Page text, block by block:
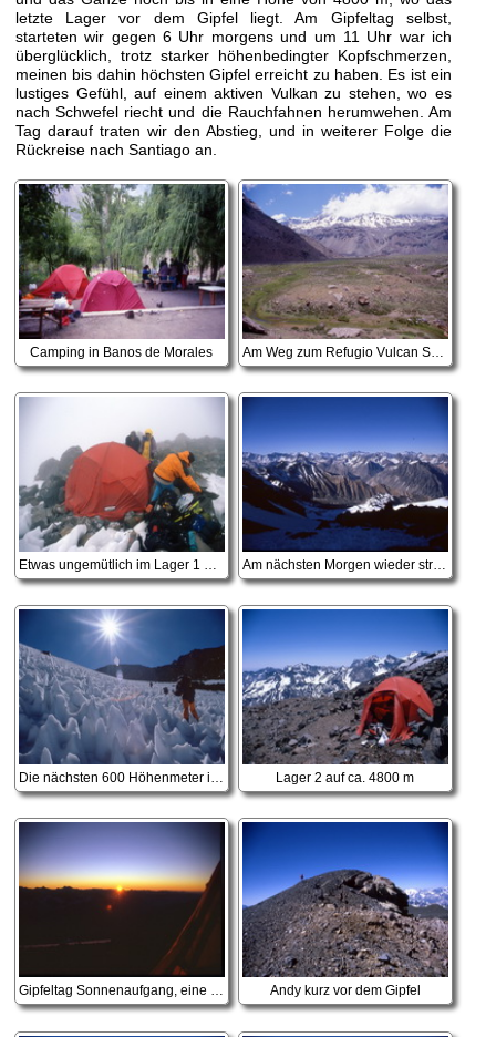
letzte Lager vor dem Gipfel liegt. Am Gipfeltag selbst,
starteten wir gegen 6 Uhr morgens und um 11 Uhr war ich
überglücklich, trotz starker höhenbedingter Kopfschmerzen,
meinen bis dahin höchsten Gipfel erreicht zu haben. Es ist ein
lustiges Gefühl, auf einem aktiven Vulkan zu stehen, wo es
nach Schwefel riecht und die Rauchfahnen herumwehen. Am
Tag darauf traten wir den Abstieg, und in weiterer Folge die
Rückreise nach Santiago an.
Camping in Banos de Morales
Die nächsten 600 Höhenmeter im Büßereis Lager 2 auf ca. 4800 m
Gipfeltag Sonnenaufgang, eine Zeit sind wir hier schon unterwegs Andy kurz vor dem Gipfel